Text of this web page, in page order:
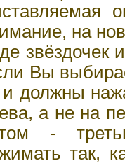
на
звёздочек
Вы
и должны
а не на
-
так,